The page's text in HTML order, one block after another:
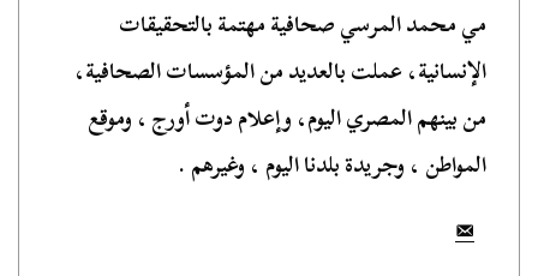
مي محمد المرسي صحافية مهتمة بالتحقيقات
الإنسانية، عملت بالعديد من المؤسسات الصحافية،
من بينهم المصري اليوم، وإعلام دوت أورج ، وموقع
المواطن ، وجريدة بلدنا اليوم ، وغيرهم .